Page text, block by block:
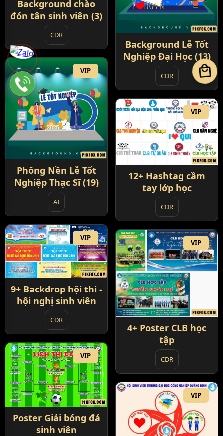
Background chào
đón tân sinh viên (3)
CDR
Background Lễ Tốt
Nghiệp Đại Học (13)
CDR
VIP
Phông Nền Lễ Tốt
Nghiệp Thạc Sĩ (19)
AI
VIP
12+ Hashtag cầm
tay lớp học
CDR
VIP
9+ Backdrop hội thi -
hội nghị sinh viên
CDR
VIP
4+ Poster CLB học
tập
CDR
VIP
Poster Giải bóng đá
sinh viên
VIP
local_mall